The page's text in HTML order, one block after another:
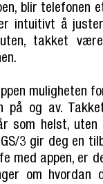
blir telefonen
intuitivt å
takket
muligheten
på og av.
som helst,
3 gir deg en
med appen, er
om hvordan